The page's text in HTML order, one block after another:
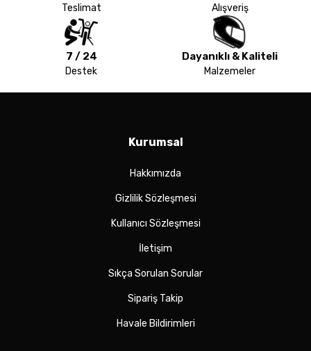
Teslimat Alışveriş
7 / 24
Destek
Dayanıklı & Kaliteli
Malzemeler
Kurumsal
Hakkımızda
Gizlilik Sözleşmesi
Kullanıcı Sözleşmesi
İletişim
Sıkça Sorulan Sorular
Sipariş Takip
Havale Bildirimleri